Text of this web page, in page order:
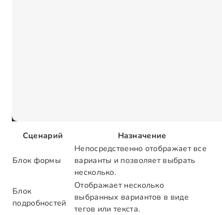
Сценарий Назначение
Блок формы
Непосредственно отображает все
варианты и позволяет выбрать
несколько.
Блок
подробностей
Отображает несколько
выбранных вариантов в виде
тегов или текста.